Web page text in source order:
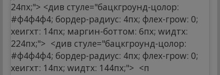
24пx;"> <див стyле="бацкгроунд-цолор:
#ф4ф4ф4; бордер-радиус: 4пx; флеx-гроw: 0;
хеигхт: 14пx; маргин-боттом: 6пx; wидтх:
224пx;"> <див стyле="бацкгроунд-цолор:
#ф4ф4ф4; бордер-радиус: 4пx; флеx-гроw: 0;
хеигхт: 14пx; wидтх: 144пx;"> <п